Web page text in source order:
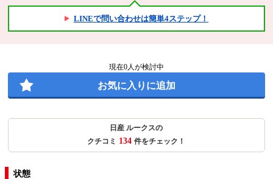
LINEで問い合わせは簡単4ステップ！
現在0人が検討中
お気に入りに追加
日産 ルークスの
クチコミ 134 件をチェック！
状態